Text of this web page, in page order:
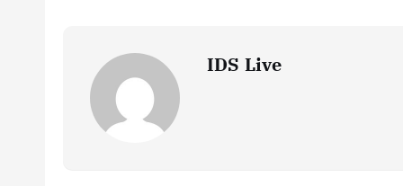
IDS Live